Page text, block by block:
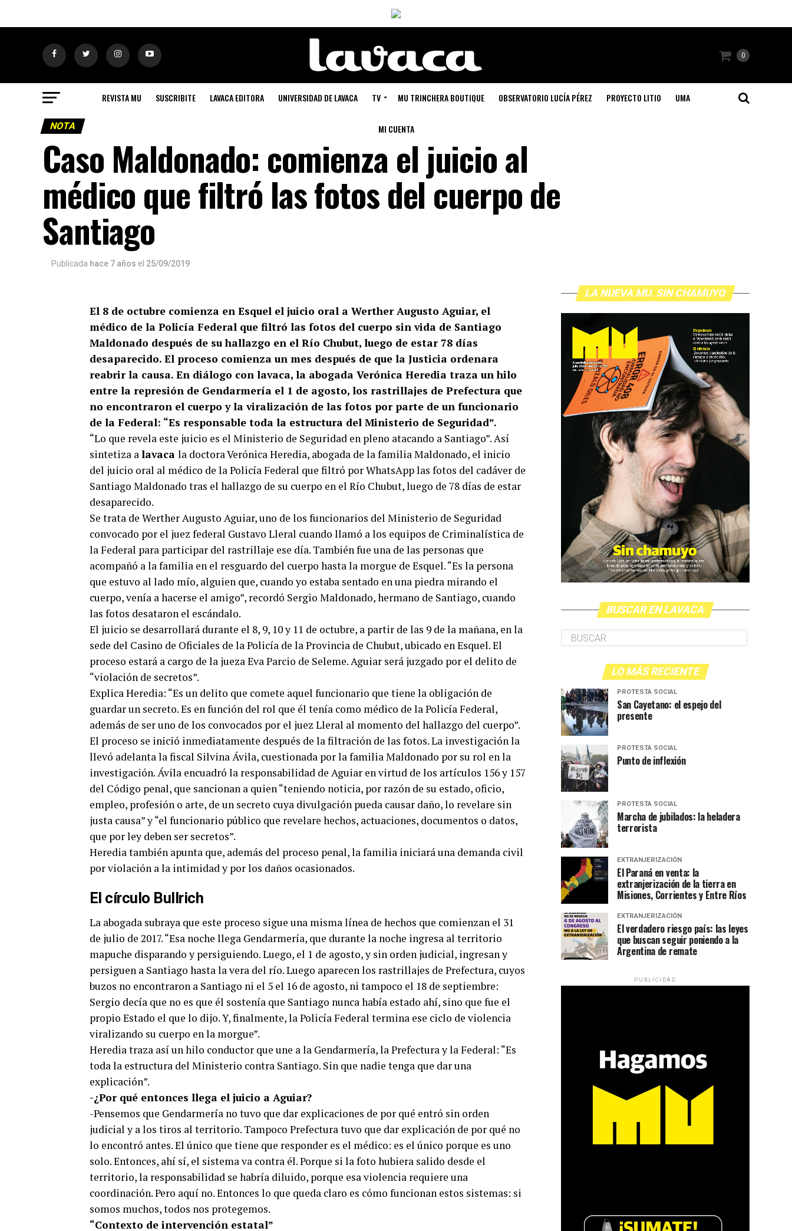
0
REVISTA MU SUSCRIBITE LAVACA EDITORA UNIVERSIDAD DE LAVACA TV MU TRINCHERA BOUTIQUE OBSERVATORIO LUCÍA PÉREZ PROYECTO LITIO UMA
MI CUENTA
NOTA
Caso Maldonado: comienza el juicio al
médico que filtró las fotos del cuerpo de
Santiago
Publicada hace 7 años el 25/09/2019
El 8 de octubre comienza en Esquel el juicio oral a Werther Augusto Aguiar, el
médico de la Policía Federal que filtró las fotos del cuerpo sin vida de Santiago
Maldonado después de su hallazgo en el Río Chubut, luego de estar 78 días
desaparecido. El proceso comienza un mes después de que la Justicia ordenara
reabrir la causa. En diálogo con lavaca, la abogada Verónica Heredia traza un hilo
entre la represión de Gendarmería el 1 de agosto, los rastrillajes de Prefectura que
no encontraron el cuerpo y la viralización de las fotos por parte de un funcionario
de la Federal: “Es responsable toda la estructura del Ministerio de Seguridad”.
“Lo que revela este juicio es el Ministerio de Seguridad en pleno atacando a Santiago”. Así
sintetiza alavaca la doctora Verónica Heredia, abogada de la familia Maldonado, el inicio
del juicio oral al médico de la Policía Federal que filtró por WhatsApp las fotos del cadáver de
Santiago Maldonado tras el hallazgo de su cuerpo en el Río Chubut, luego de 78 días de estar
desaparecido.
Se trata de Werther Augusto Aguiar, uno de los funcionarios del Ministerio de Seguridad
convocado por el juez federal Gustavo Lleral cuando llamó a los equipos de Criminalística de
la Federal para participar del rastrillaje ese día. También fue una de las personas que
acompañó a la familia en el resguardo del cuerpo hasta la morgue de Esquel. “Es la persona
que estuvo al lado mío, alguien que, cuando yo estaba sentado en una piedra mirando el
cuerpo, venía a hacerse el amigo”, recordó Sergio Maldonado, hermano de Santiago, cuando
las fotos desataron el escándalo.
El juicio se desarrollará durante el 8, 9, 10 y 11 de octubre, a partir de las 9 de la mañana, en la
sede del Casino de Oficiales de la Policía de la Provincia de Chubut, ubicado en Esquel. El
proceso estará a cargo de la jueza Eva Parcio de Seleme. Aguiar será juzgado por el delito de
“violación de secretos”.
Explica Heredia: “Es un delito que comete aquel funcionario que tiene la obligación de
guardar un secreto. Es en función del rol que él tenía como médico de la Policía Federal,
además de ser uno de los convocados por el juez Lleral al momento del hallazgo del cuerpo”.
El proceso se inició inmediatamente después de la filtración de las fotos. La investigación la
llevó adelanta la fiscal Silvina Ávila, cuestionada por la familia Maldonado por su rol en la
investigación. Ávila encuadró la responsabilidad de Aguiar en virtud de los artículos 156 y 157
del Código penal, que sancionan a quien “teniendo noticia, por razón de su estado, oficio,
empleo, profesión o arte, de un secreto cuya divulgación pueda causar daño, lo revelare sin
justa causa” y “el funcionario público que revelare hechos, actuaciones, documentos o datos,
que por ley deben ser secretos”.
Heredia también apunta que, además del proceso penal, la familia iniciará una demanda civil
por violación a la intimidad y por los daños ocasionados.
El círculo Bullrich
La abogada subraya que este proceso sigue una misma línea de hechos que comienzan el 31
de julio de 2017. “Esa noche llega Gendarmería, que durante la noche ingresa al territorio
mapuche disparando y persiguiendo. Luego, el 1 de agosto, y sin orden judicial, ingresan y
persiguen a Santiago hasta la vera del río. Luego aparecen los rastrillajes de Prefectura, cuyos
buzos no encontraron a Santiago ni el 5 el 16 de agosto, ni tampoco el 18 de septiembre:
Sergio decía que no es que él sostenía que Santiago nunca había estado ahí, sino que fue el
propio Estado el que lo dijo. Y, finalmente, la Policía Federal termina ese ciclo de violencia
viralizando su cuerpo en la morgue”.
Heredia traza así un hilo conductor que une a la Gendarmería, la Prefectura y la Federal: “Es
toda la estructura del Ministerio contra Santiago. Sin que nadie tenga que dar una
explicación”.
-¿Por qué entonces llega el juicio a Aguiar?
-Pensemos que Gendarmería no tuvo que dar explicaciones de por qué entró sin orden
judicial y a los tiros al territorio. Tampoco Prefectura tuvo que dar explicación de por qué no
lo encontró antes. El único que tiene que responder es el médico: es el único porque es uno
solo. Entonces, ahí sí, el sistema va contra él. Porque si la foto hubiera salido desde el
territorio, la responsabilidad se habría diluido, porque esa violencia requiere una
coordinación. Pero aquí no. Entonces lo que queda claro es cómo funcionan estos sistemas: si
somos muchos, todos nos protegemos.
“Contexto de intervención estatal”
LA NUEVA MU. SIN CHAMUYO
BUSCAR EN LAVACA
LO MÁS RECIENTE
PROTESTA SOCIAL
San Cayetano: el espejo del
presente
PROTESTA SOCIAL
Punto de inflexión
PROTESTA SOCIAL
Marcha de jubilados: la heladera
terrorista
EXTRANJERIZACIÓN
El Paraná en venta: la
extranjerización de la tierra en
Misiones, Corrientes y Entre Ríos
EXTRANJERIZACIÓN
El verdadero riesgo país: las leyes
que buscan seguir poniendo a la
Argentina de remate
PUBLICIDAD